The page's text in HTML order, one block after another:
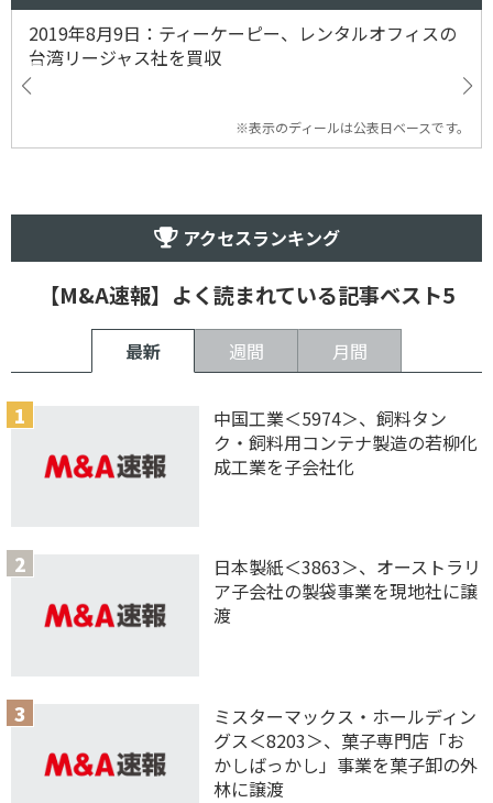
2019年8月9日：ティーケーピー、レンタルオフィスの
台湾リージャス社を買収
※表示のディールは公表日ベースです。
アクセスランキング
【M&A速報】よく読まれている記事ベスト5
最新 週間 月間
中国工業＜5974＞、飼料タン
ク・飼料用コンテナ製造の若柳化
成工業を子会社化
日本製紙＜3863＞、オーストラリ
ア子会社の製袋事業を現地社に譲
渡
ミスターマックス・ホールディン
グス＜8203＞、菓子専門店「お
かしばっかし」事業を菓子卸の外
林に譲渡